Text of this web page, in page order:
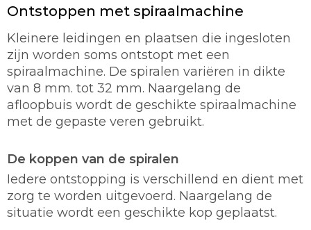
Ontstoppen met spiraalmachine
Kleinere leidingen en plaatsen die ingesloten
zijn worden soms ontstopt met een
spiraalmachine. De spiralen variëren in dikte
van 8 mm. tot 32 mm. Naargelang de
afloopbuis wordt de geschikte spiraalmachine
met de gepaste veren gebruikt.
De koppen van de spiralen
Iedere ontstopping is verschillend en dient met
zorg te worden uitgevoerd. Naargelang de
situatie wordt een geschikte kop geplaatst.